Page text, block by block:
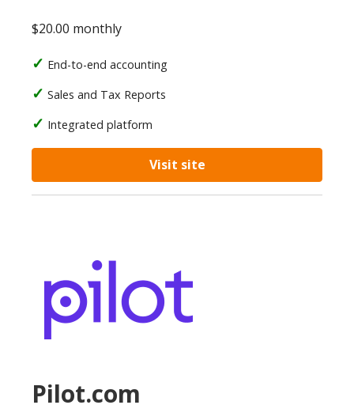
$20.00 monthly
End-to-end accounting
Sales and Tax Reports
Integrated platform
Visit site
Pilot.com